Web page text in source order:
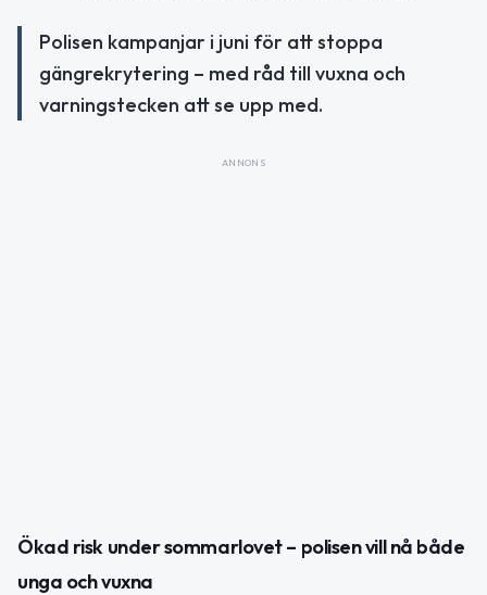
Polisen kampanjar i juni för att stoppa
gängrekrytering – med råd till vuxna och
varningstecken att se upp med.
ANNONS
Ökad risk under sommarlovet – polisen vill nå både
unga och vuxna